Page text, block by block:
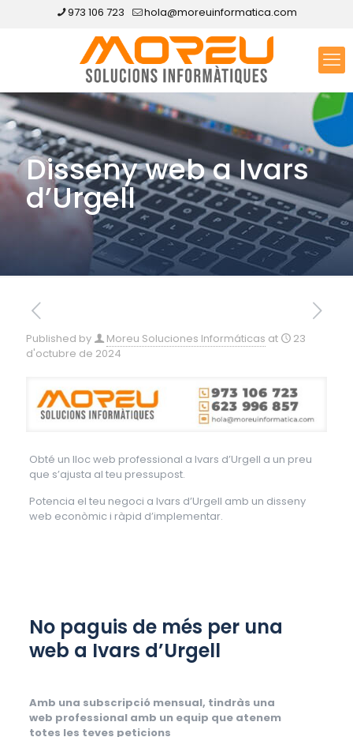
973 106 723 hola@moreuinformatica.com
Disseny web a Ivars
d’Urgell
Published by Moreu Soluciones Informáticas at
23
d'octubre de 2024
Obté un lloc web professional a Ivars d’Urgell a un preu
que s’ajusta al teu pressupost.
Potencia el teu negoci a Ivars d’Urgell amb un disseny
web econòmic i ràpid d’implementar.
No paguis de més per una
web a Ivars d’Urgell
Amb una subscripció mensual, tindràs una
web professional amb un equip que atenem
totes les teves peticions